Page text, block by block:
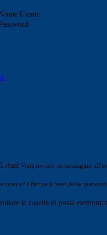
Utente
mail Verrà inviato un messaggio
utente? Effettua il reset della
la casella di posta